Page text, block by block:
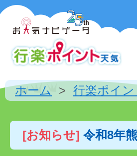
ホーム 行楽ポイ
[お知らせ] 令和8年